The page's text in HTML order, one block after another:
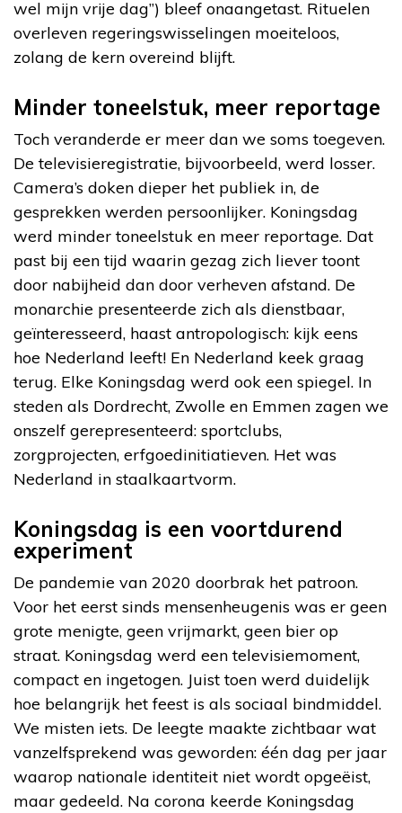
wel mijn vrije dag”) bleef onaangetast. Rituelen
overleven regeringswisselingen moeiteloos,
zolang de kern overeind blijft.
Minder toneelstuk, meer reportage
Toch veranderde er meer dan we soms toegeven.
De televisieregistratie, bijvoorbeeld, werd losser.
Camera’s doken dieper het publiek in, de
gesprekken werden persoonlijker. Koningsdag
werd minder toneelstuk en meer reportage. Dat
past bij een tijd waarin gezag zich liever toont
door nabijheid dan door verheven afstand. De
monarchie presenteerde zich als dienstbaar,
geïnteresseerd, haast antropologisch: kijk eens
hoe Nederland leeft! En Nederland keek graag
terug. Elke Koningsdag werd ook een spiegel. In
steden als Dordrecht, Zwolle en Emmen zagen we
onszelf gerepresenteerd: sportclubs,
zorgprojecten, erfgoedinitiatieven. Het was
Nederland in staalkaartvorm.
Koningsdag is een voortdurend
experiment
De pandemie van 2020 doorbrak het patroon.
Voor het eerst sinds mensenheugenis was er geen
grote menigte, geen vrijmarkt, geen bier op
straat. Koningsdag werd een televisiemoment,
compact en ingetogen. Juist toen werd duidelijk
hoe belangrijk het feest is als sociaal bindmiddel.
We misten iets. De leegte maakte zichtbaar wat
vanzelfsprekend was geworden: één dag per jaar
waarop nationale identiteit niet wordt opgeëist,
maar gedeeld. Na corona keerde Koningsdag